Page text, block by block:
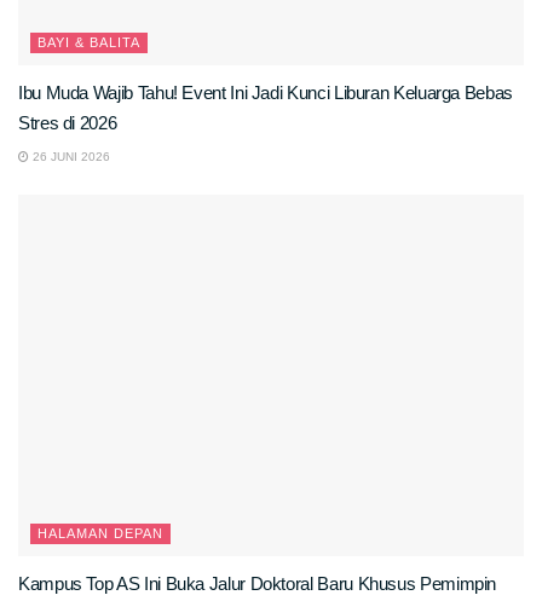
BAYI & BALITA
Ibu Muda Wajib Tahu! Event Ini Jadi Kunci Liburan Keluarga Bebas
Stres di 2026
26 JUNI 2026
HALAMAN DEPAN
Kampus Top AS Ini Buka Jalur Doktoral Baru Khusus Pemimpin